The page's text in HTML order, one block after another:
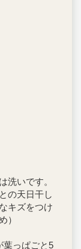
洗いです。
の天日干し
キズをつけ
）
っぱごと5